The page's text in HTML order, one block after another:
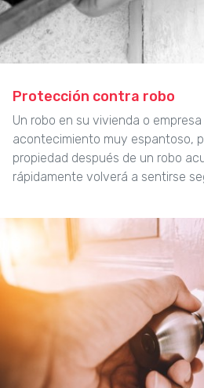
Protección contra robo
Un robo en su vivienda o
acontecimiento muy espantoso,
propiedad después de un robo
rápidamente volverá a sentirse